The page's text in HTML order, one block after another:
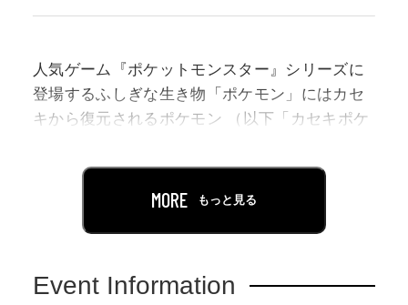
人気ゲーム『ポケットモンスター』シリーズに
登場するふしぎな生き物「ポケモン」にはカセ
キから復元されるポケモン （以下「カセキポケ
本展は、「カセキポケモン」と私たちの世界で
見つかる「化石・古生物」を見比べて、似てい
「発掘ピカチュウ」、私たちの世界の博士たち
MORE もっと見る
Event Information